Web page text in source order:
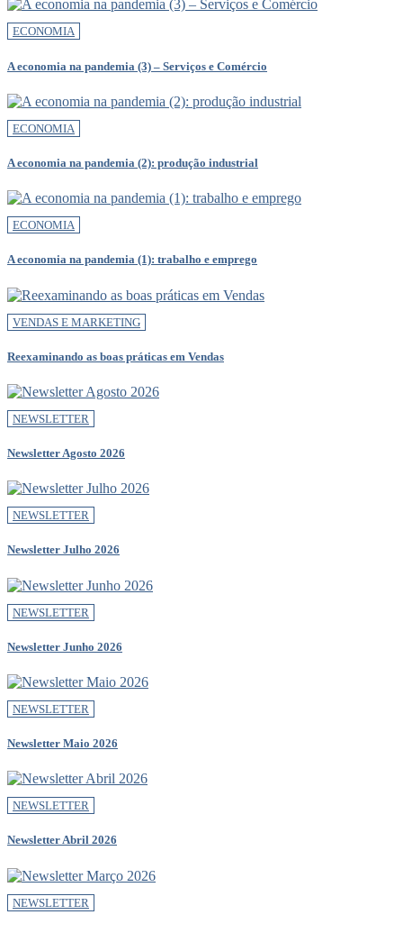
ECONOMIA
A economia na pandemia (3) – Serviços e Comércio
ECONOMIA
A economia na pandemia (2): produção industrial
ECONOMIA
A economia na pandemia (1): trabalho e emprego
VENDAS E MARKETING
Reexaminando as boas práticas em Vendas
NEWSLETTER
Newsletter Agosto 2026
NEWSLETTER
Newsletter Julho 2026
NEWSLETTER
Newsletter Junho 2026
NEWSLETTER
Newsletter Maio 2026
NEWSLETTER
Newsletter Abril 2026
NEWSLETTER